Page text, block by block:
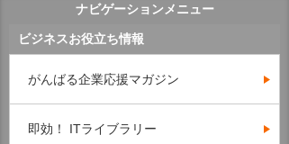
ナビゲーションメニュー
ビジネスお役立ち情報
がんばる企業応援マガジン
即効！ ITライブラリー